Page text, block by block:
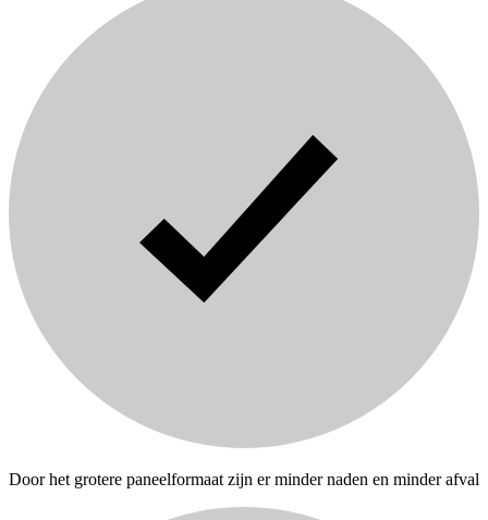
Door het grotere paneelformaat zijn er minder naden en minder afval